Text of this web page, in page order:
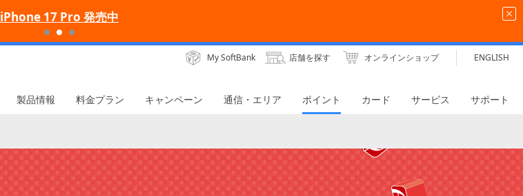
iPhone 17 Pro 発売中
My SoftBank 店舗を探す オンラインショップ ENGLISH
製品情報 料金プラン キャンペーン 通信・エリア ポイント カード サービス サポート